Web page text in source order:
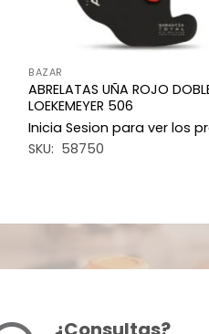
BAZAR
ABRELATAS UÑA ROJO
LOEKEMEYER 506
Inicia Sesion para ver los
SKU: 58750